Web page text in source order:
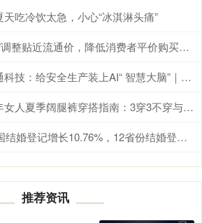
吃冷饮太急，小心“冰淇淋头痛”
鑫配资官网 茅台“量价”调整贴近流通价，降低消费者平价购买门槛
龙信金融APP下载 展通科技：给安全生产装上AI“ 智慧大脑”｜AI尖兵长沙造
怎么配资炒股官网 中年女人夏季阔腿裤穿搭指南：3穿3不穿与时尚搭配技巧
股来宝配资 2025年全国结婚登记增长10.76%，12省份结婚登记数据公布
推荐资讯